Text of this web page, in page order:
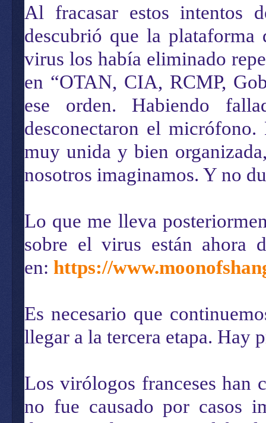
Al fracasar estos intentos
descubrió que la
virus los había eliminado
en “OTAN, CIA, RCMP,
ese orden. Habiendo
desconectaron el
muy unida y bien
nosotros imaginamos. Y no
Lo que me lleva
sobre el virus están ahora
en: https://
Es necesario que
llegar a la tercera etapa. Hay
Los virólogos franceses han
no fue causado por casos